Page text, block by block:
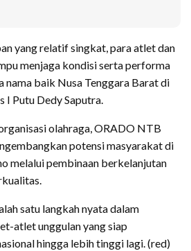
yang relatif singkat, para atlet dan
menjaga kondisi serta performa
baik Nusa Tenggara Barat di
I Putu Dedy Saputra.
olahraga, ORADO NTB
potensi masyarakat di
melalui pembinaan berkelanjutan
satu langkah nyata dalam
atlet unggulan yang siap
hingga lebih tinggi lagi. (red)